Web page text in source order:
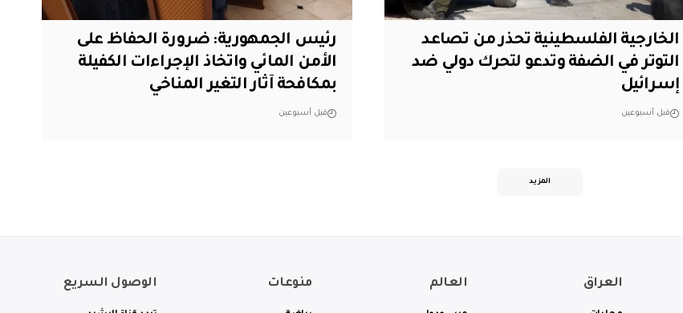
الخارجية الفلسطينية تحذر من تصاعد
التوتر في الضفة وتدعو لتحرك دولي ضد
إسرائيل
قبل أسبوعين
رئيس الجمهورية: ضرورة الحفاظ على
الأمن المائي واتخاذ الإجراءات الكفيلة
بمكافحة آثار التغير المناخي
قبل أسبوعين
المزيد
العراق العالم منوعات الوصول السريع